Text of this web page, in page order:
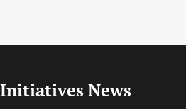
Initiatives News